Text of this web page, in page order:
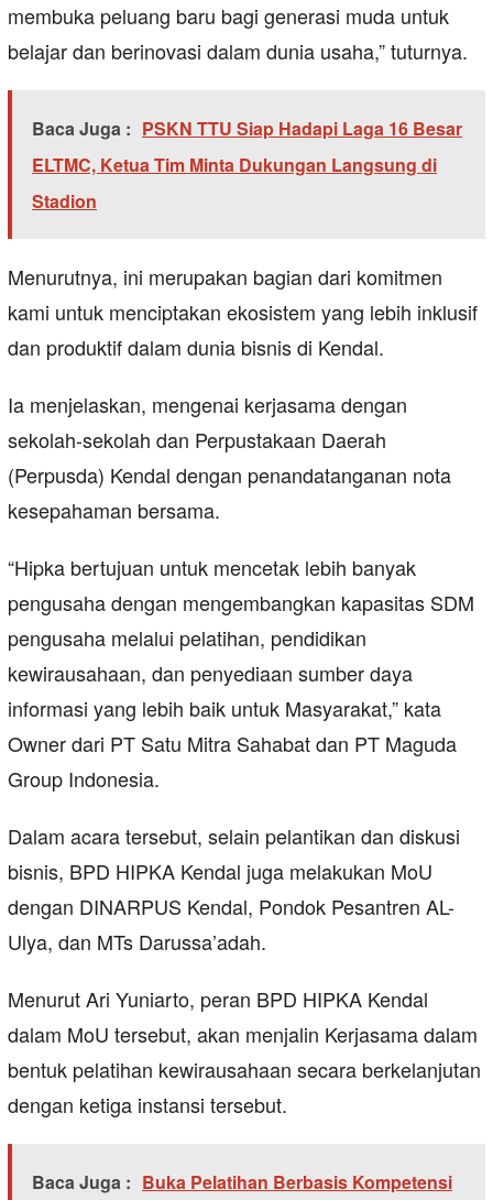
membuka peluang baru bagi generasi muda untuk
belajar dan berinovasi dalam dunia usaha,” tuturnya.
Baca Juga : PSKN TTU Siap Hadapi Laga 16 Besar
ELTMC, Ketua Tim Minta Dukungan Langsung di
Stadion
Menurutnya, ini merupakan bagian dari komitmen
kami untuk menciptakan ekosistem yang lebih inklusif
dan produktif dalam dunia bisnis di Kendal.
Ia menjelaskan, mengenai kerjasama dengan
sekolah-sekolah dan Perpustakaan Daerah
(Perpusda) Kendal dengan penandatanganan nota
kesepahaman bersama.
“Hipka bertujuan untuk mencetak lebih banyak
pengusaha dengan mengembangkan kapasitas SDM
pengusaha melalui pelatihan, pendidikan
kewirausahaan, dan penyediaan sumber daya
informasi yang lebih baik untuk Masyarakat,” kata
Owner dari PT Satu Mitra Sahabat dan PT Maguda
Group Indonesia.
Dalam acara tersebut, selain pelantikan dan diskusi
bisnis, BPD HIPKA Kendal juga melakukan MoU
dengan DINARPUS Kendal, Pondok Pesantren AL-
Ulya, dan MTs Darussa’adah.
Menurut Ari Yuniarto, peran BPD HIPKA Kendal
dalam MoU tersebut, akan menjalin Kerjasama dalam
bentuk pelatihan kewirausahaan secara berkelanjutan
dengan ketiga instansi tersebut.
Baca Juga : Buka Pelatihan Berbasis Kompetensi